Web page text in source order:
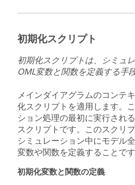
初期化スクリプト
初期化スクリプトは、シミュ
OML変数と関数を定義する手
メインダイアグラムのコンテ
化スクリプトを適用します。
ション処理の最初に実行され
スクリプトです。このスクリ
シミュレーション中にモデル
変数や関数を定義することです
初期化変数と関数の定義